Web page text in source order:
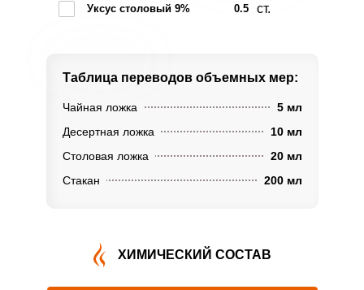
Уксус столовый 9% 0.5 ст.
Таблица переводов объемных мер:
Чайная ложка
5 мл
Десертная ложка
10 мл
Столовая ложка
20 мл
Стакан
200 мл
ХИМИЧЕСКИЙ СОСТАВ